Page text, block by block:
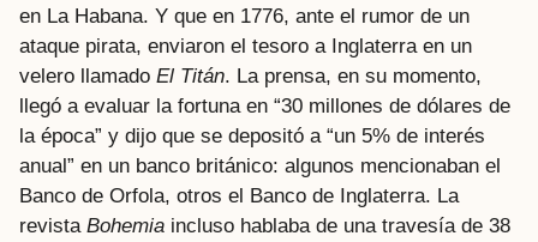
en La Habana. Y que en 1776, ante el rumor de un
ataque pirata, enviaron el tesoro a Inglaterra en un
velero llamado El Titán. La prensa, en su momento,
llegó a evaluar la fortuna en “30 millones de dólares de
la época” y dijo que se depositó a “un 5% de interés
anual” en un banco británico: algunos mencionaban el
Banco de Orfola, otros el Banco de Inglaterra. La
revista Bohemia incluso hablaba de una travesía de 38